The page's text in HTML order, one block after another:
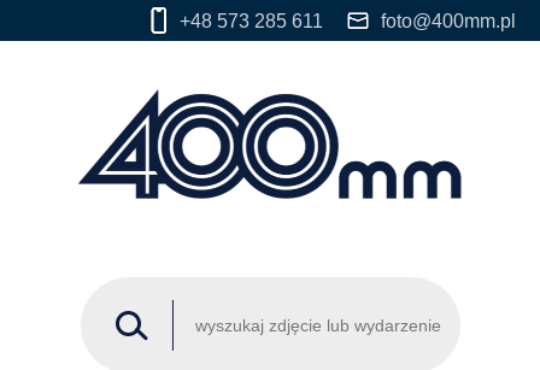
+48 573 285 611 foto@400mm.pl